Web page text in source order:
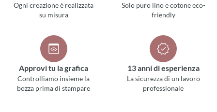
Ogni creazione è realizzata
su misura
Solo puro lino e cotone eco-
friendly
Approvi tu la grafica
Controlliamo insieme la
bozza prima di stampare
13 anni di esperienza
La sicurezza di un lavoro
professionale